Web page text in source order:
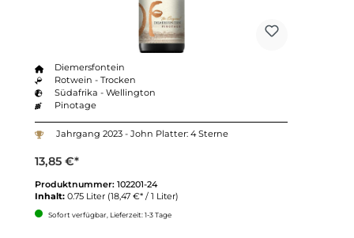
Diemersfontein
Rotwein - Trocken
Südafrika - Wellington
Pinotage
Jahrgang 2023 - John Platter: 4 Sterne
13,85 €*
Produktnummer: 102201-24
Inhalt: 0.75 Liter (18,47 €* / 1 Liter)
Sofort verfügbar, Lieferzeit: 1-3 Tage